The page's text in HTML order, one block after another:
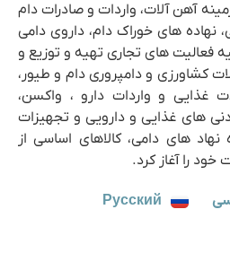
آهن آلات، واردات و صادرات دام
نهاده های خوراک دام، داروی دامی
فعالیت های تجاری تهیه و توزیع و
کشاورزی و دامپروری دام و طیور،
غذایی و واردات دارو ، واکسن،
های غذایی و دارویی و تجهیزات
های دامی، کالاهای اساسی از
را آغاز کرد.
Русский